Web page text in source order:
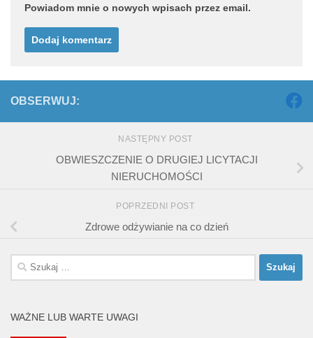
Powiadom mnie o nowych wpisach przez email.
OBSERWUJ:
NASTĘPNY POST
OBWIESZCZENIE O DRUGIEJ LICYTACJI
NIERUCHOMOŚCI
POPRZEDNI POST
Zdrowe odżywianie na co dzień
Szukaj:
WAŻNE LUB WARTE UWAGI